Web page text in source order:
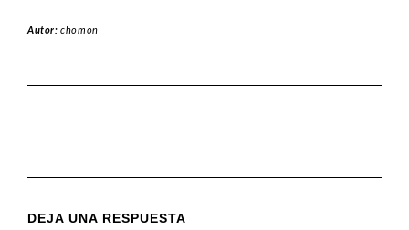
Autor:chomon
DEJA UNA RESPUESTA